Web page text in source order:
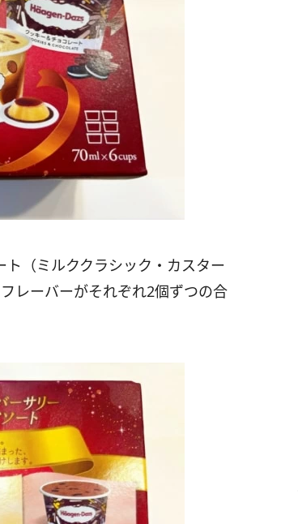
（ミルククラシック・カスター
レーバーがそれぞれ2個ずつの合